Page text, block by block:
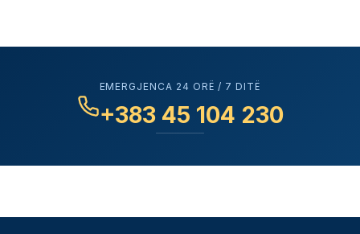
EMERGJENCA 24 ORË / 7 DITË
+383 45 104 230